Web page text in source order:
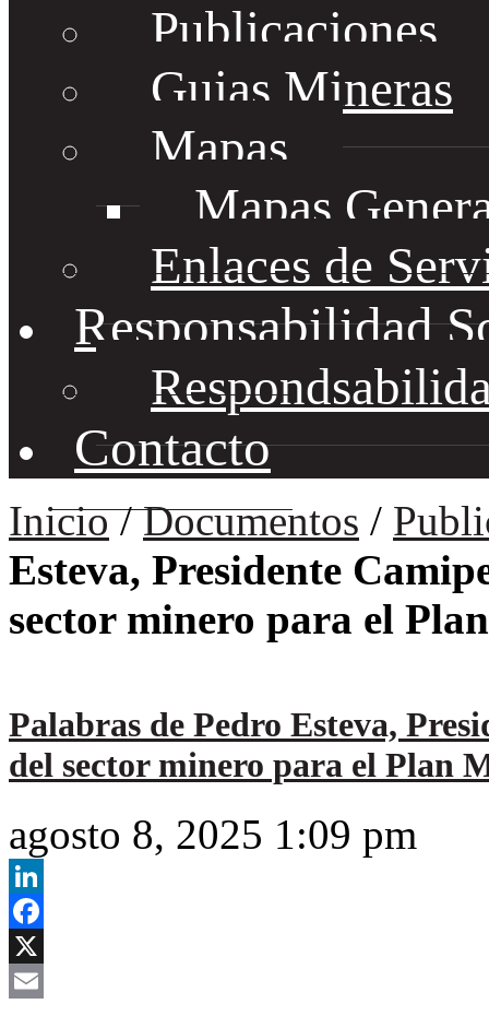
Publicaciones
Guias Mineras
Mapas
Mapas
Enlaces de
Responsabilidad
Contacto
Inicio/Documentos /
Esteva, Presidente
sector minero para el
Palabras de Pedro Esteva,
del sector minero para el Plan
agosto 8, 2025 1:09 pm
LinkedIn
Facebook
X